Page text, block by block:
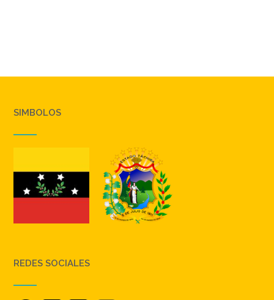
SIMBOLOS
REDES SOCIALES